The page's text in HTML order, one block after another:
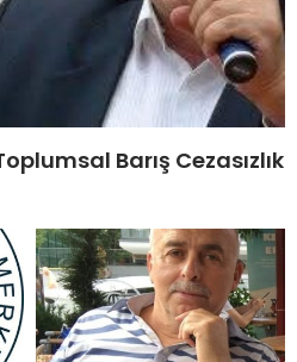
Barış Cezasızlık